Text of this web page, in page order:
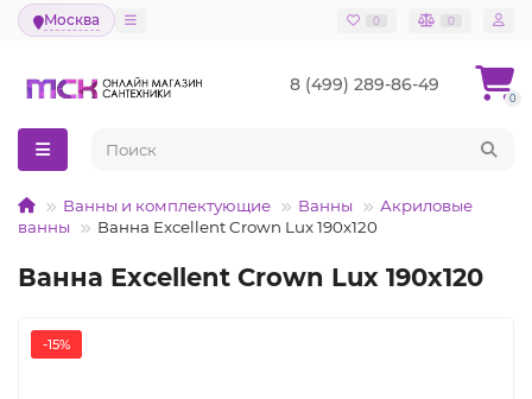
Москва 0 0
8 (499) 289-86-49
0
Ванны и комплектующие Ванны
Акриловые
ванны
Ванна Excellent Crown Lux 190x120
Ванна Excellent Crown Lux 190x120
-15%